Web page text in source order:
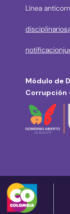
Línea
Módulo de
Corrupción